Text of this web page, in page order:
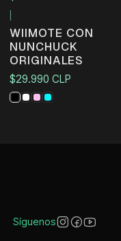
WIIMOTE CON
NUNCHUCK
ORIGINALES
$29.990 CLP
Síguenos